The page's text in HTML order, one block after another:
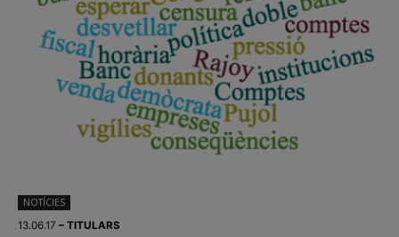
NOTÍCIES
13.06.17 – TITULARS